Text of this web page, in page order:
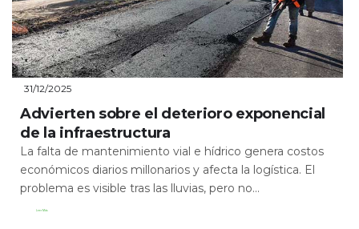
31/12/2025
Advierten sobre el deterioro exponencial
de la infraestructura
La falta de mantenimiento vial e hídrico genera costos
económicos diarios millonarios y afecta la logística. El
problema es visible tras las lluvias, pero no...
Leer Más